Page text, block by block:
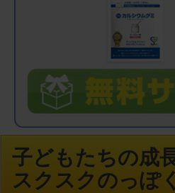
子どもたちの成
スクスクのっぽ